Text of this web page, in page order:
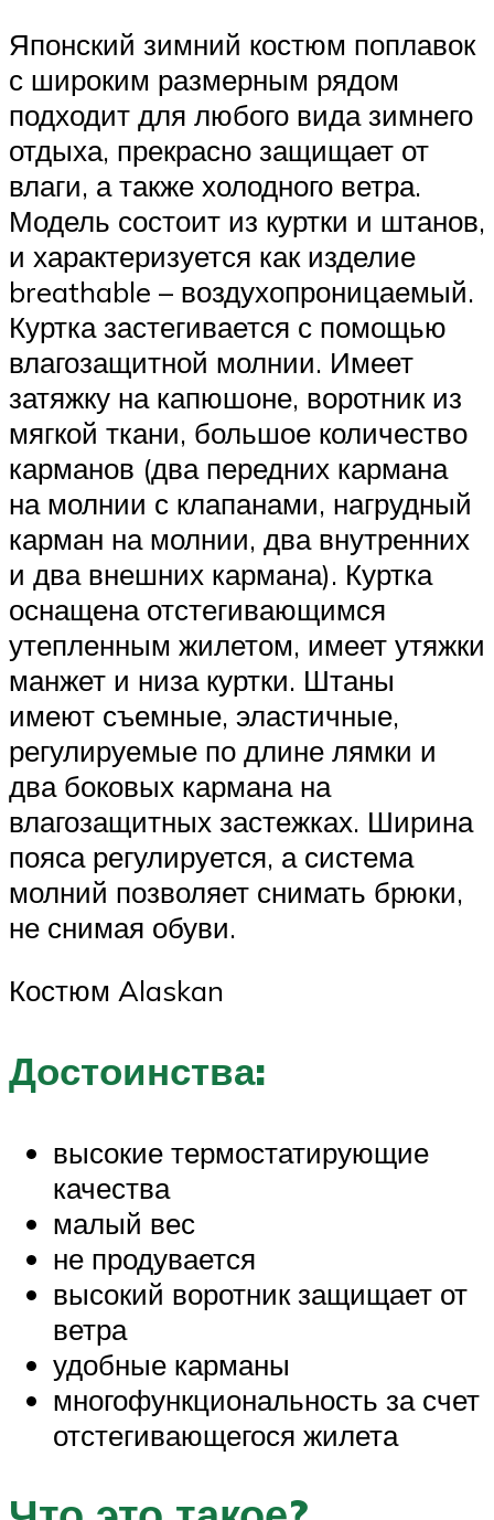
Японский зимний костюм поплавок
с широким размерным рядом
подходит для любого вида зимнего
отдыха, прекрасно защищает от
влаги, а также холодного ветра.
Модель состоит из куртки и штанов,
и характеризуется как изделие
breathable – воздухопроницаемый.
Куртка застегивается с помощью
влагозащитной молнии. Имеет
затяжку на капюшоне, воротник из
мягкой ткани, большое количество
карманов (два передних кармана
на молнии с клапанами, нагрудный
карман на молнии, два внутренних
и два внешних кармана). Куртка
оснащена отстегивающимся
утепленным жилетом, имеет утяжки
манжет и низа куртки. Штаны
имеют съемные, эластичные,
регулируемые по длине лямки и
два боковых кармана на
влагозащитных застежках. Ширина
пояса регулируется, а система
молний позволяет снимать брюки,
не снимая обуви.
Костюм Alaskan
Достоинства:
высокие термостатирующие
качества
малый вес
не продувается
высокий воротник защищает от
ветра
удобные карманы
многофункциональность за счет
отстегивающегося жилета